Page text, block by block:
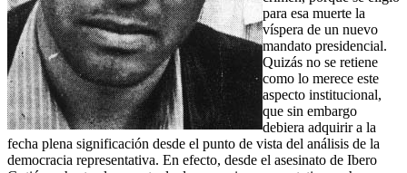
para esa muerte la
víspera de un nuevo
mandato presidencial.
Quizás no se retiene
como lo merece este
aspecto institucional,
que sin embargo
debiera adquirir a la
fecha plena significación desde el punto de vista del análisis de la
democracia representativa. En efecto, desde el asesinato de Ibero